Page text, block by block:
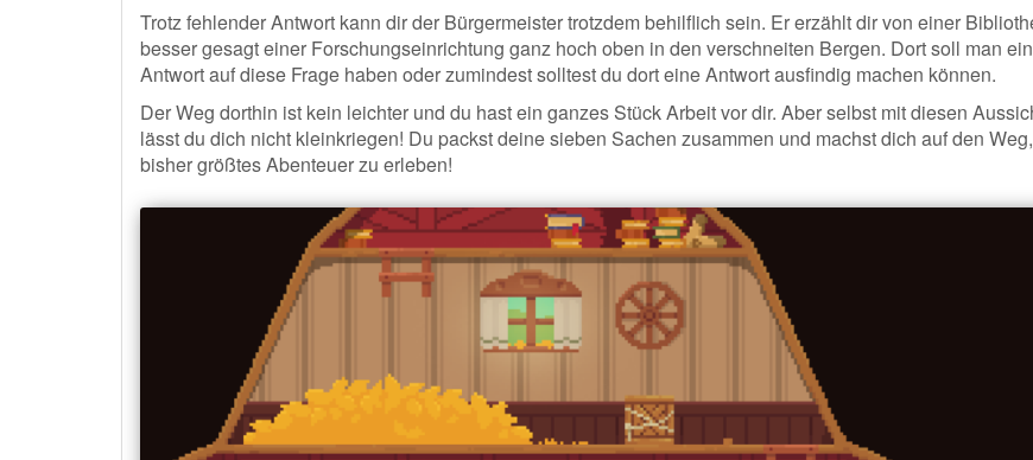
Trotz fehlender Antwort kann dir der Bürgermeister trotzdem behilflich sein. Er erzählt dir von einer
besser gesagt einer Forschungseinrichtung ganz hoch oben in den verschneiten Bergen. Dort soll man
Antwort auf diese Frage haben oder zumindest solltest du dort eine Antwort ausfindig machen können.
Der Weg dorthin ist kein leichter und du hast ein ganzes Stück Arbeit vor dir. Aber selbst mit diesen
lässt du dich nicht kleinkriegen! Du packst deine sieben Sachen zusammen und machst dich auf den
bisher größtes Abenteuer zu erleben!